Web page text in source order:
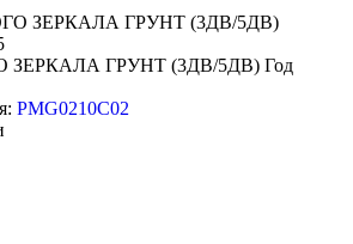
ГРУНТ (3ДВ/5ДВ) Год
PMG0210C02